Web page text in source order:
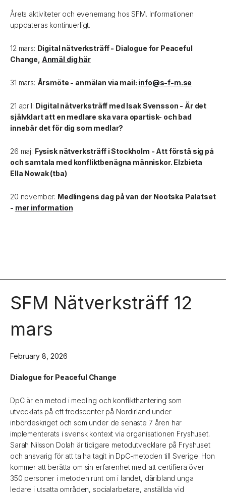
Årets aktiviteter och evenemang hos SFM. Informationen
uppdateras kontinuerligt.
12 mars: Digital nätverksträff - Dialogue for Peaceful
Change, Anmäl dig här
31 mars: Årsmöte - anmälan via mail: info@s-f-m.se
21 april: Digital nätverksträff med Isak Svensson - Är det
självklart att en medlare ska vara opartisk- och bad
innebär det för dig som medlar?
26 maj: Fysisk nätverksträff i Stockholm - Att förstå sig på
och samtala med konfliktbenägna människor. Elzbieta
Ella Nowak (tba)
20 november: Medlingens dag på van der Nootska Palatset
- mer information
SFM Nätverksträff 12
mars
February 8, 2026
Dialogue for Peaceful Change
DpC är en metod i medling och konflikthantering som
utvecklats på ett fredscenter på Nordirland under
inbördeskriget och som under de senaste 7 åren har
implementerats i svensk kontext via organisationen Fryshuset.
Sarah Nilsson Dolah är tidigare metodutvecklare på Fryshuset
och ansvarig för att ta ha tagit in DpC-metoden till Sverige. Hon
kommer att berätta om sin erfarenhet med att certifiera över
350 personer i metoden runt om i landet, däribland unga
ledare i utsatta områden, socialarbetare, anställda vid